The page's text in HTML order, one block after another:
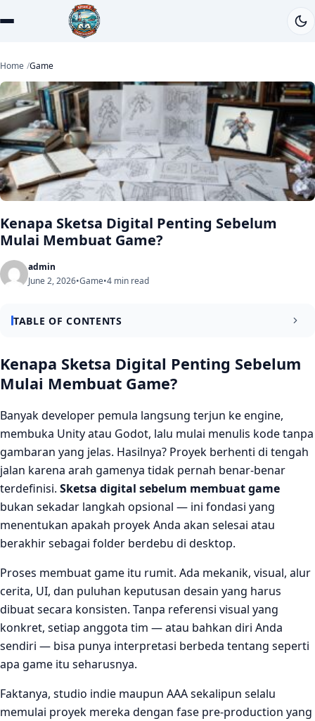
Home Game
Kenapa Sketsa Digital Penting Sebelum
Mulai Membuat Game?
admin
June 2, 2026•Game•4 min read
TABLE OF CONTENTS
Sketsa Digital Sebagai Fondasi Desain Game yang Solid
Memperjelas Visi Sebelum Menulis Satu Baris Kode
Membantu Komunikasi Antar Tim Secara Efisien
Jenis Sketsa Digital yang Digunakan dalam Proses Game
Dev
Wireframe dan Flowchart UI
Concept Art dan Mood Board
Kesimpulan
Apakah sketsa digital wajib dibuat sebelum membuat
game?
Software apa yang digunakan untuk membuat sketsa
digital untuk game?
Berapa lama fase sketsa digital idealnya dilakukan
sebelum mulai coding?
Kenapa Sketsa Digital Penting Sebelum
Mulai Membuat Game?
Banyak developer pemula langsung terjun ke engine,
membuka Unity atau Godot, lalu mulai menulis kode tanpa
gambaran yang jelas. Hasilnya? Proyek berhenti di tengah
jalan karena arah gamenya tidak pernah benar-benar
terdefinisi. Sketsa digital sebelum membuat game
bukan sekadar langkah opsional — ini fondasi yang
menentukan apakah proyek Anda akan selesai atau
berakhir sebagai folder berdebu di desktop.
Proses membuat game itu rumit. Ada mekanik, visual, alur
cerita, UI, dan puluhan keputusan desain yang harus
dibuat secara konsisten. Tanpa referensi visual yang
konkret, setiap anggota tim — atau bahkan diri Anda
sendiri — bisa punya interpretasi berbeda tentang seperti
apa game itu seharusnya.
Faktanya, studio indie maupun AAA sekalipun selalu
memulai proyek mereka dengan fase pre-production yang